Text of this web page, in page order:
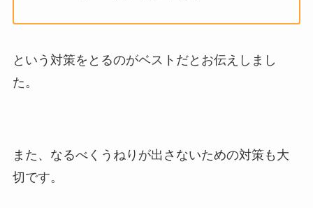
という対策をとるのがベストだとお伝えしまし
た。
また、なるべくうねりが出さないための対策も大
切です。